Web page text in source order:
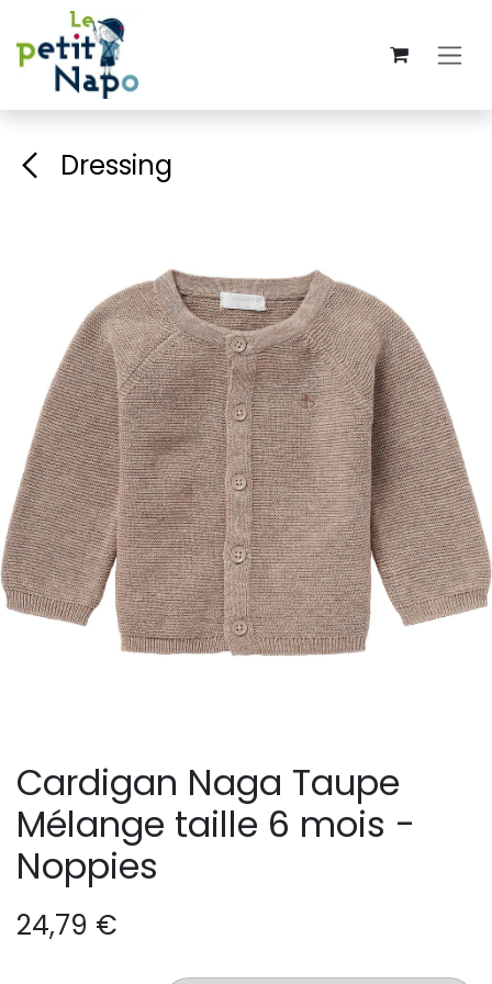
Se rendre au contenu
Dressing
Cardigan Naga Taupe
Mélange taille 6 mois -
Noppies
24,79 €